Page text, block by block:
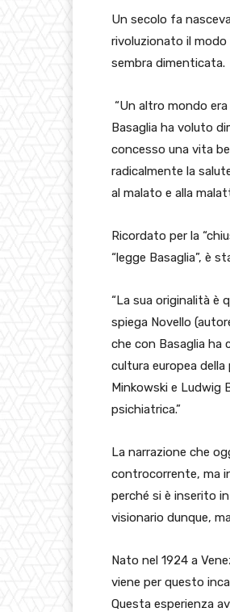
Un secolo fa
rivoluzionato il modo
sembra dimenticata.
“Un altro mondo
Basaglia ha voluto
concesso una vita
radicalmente la
al malato e alla
Ricordato per la
“legge Basaglia”, è
“La sua originalità è
spiega Novello
che con Basaglia ha
cultura europea
Minkowski e Ludwig
psichiatrica.”
La narrazione che
controcorrente, ma
perché si è inserito
visionario dunque,
Nato nel 1924 a
viene per questo
Questa esperienza